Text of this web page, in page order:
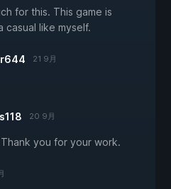
for this. This game is
casual like myself.
21 9月
20 9月
you for your work.